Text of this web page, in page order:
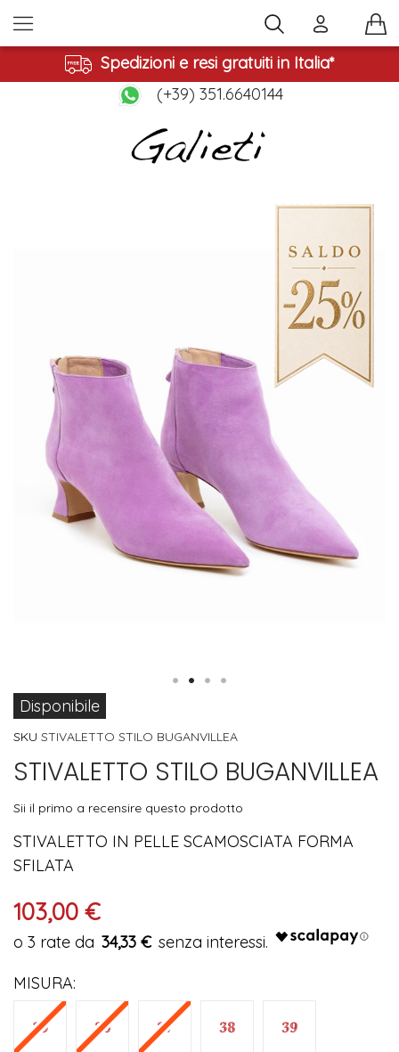
Spedizioni e resi gratuiti in Italia*
(+39) 351.6640144
Vai
all'inizio
della
galleria
immagini
Disponibile
SKU STIVALETTO STILO BUGANVILLEA
STIVALETTO STILO BUGANVILLEA
Sii il primo a recensire questo prodotto
STIVALETTO IN PELLE SCAMOSCIATA FORMA
SFILATA
103,00 €
34,33 €
MISURA